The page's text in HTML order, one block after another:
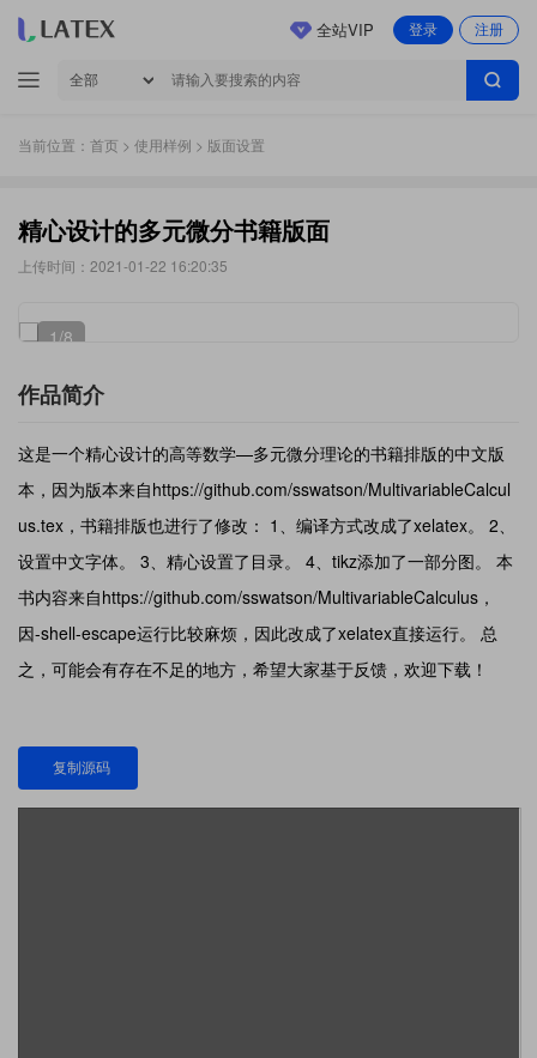
登录 注册
全站VIP
当前位置： 首页 > 使用样例 > 版面设置
精心设计的多元微分书籍版面
上传时间：2021-01-22 16:20:35
1/8
作品简介
这是一个精心设计的高等数学—多元微分理论的书籍排版的中文版
本，因为版本来自https://github.com/sswatson/MultivariableCalcul
us.tex，书籍排版也进行了修改： 1、编译方式改成了xelatex。 2、
设置中文字体。 3、精心设置了目录。 4、tikz添加了一部分图。 本
书内容来自https://github.com/sswatson/MultivariableCalculus，
因-shell-escape运行比较麻烦，因此改成了xelatex直接运行。 总
之，可能会有存在不足的地方，希望大家基于反馈，欢迎下载！
复制源码